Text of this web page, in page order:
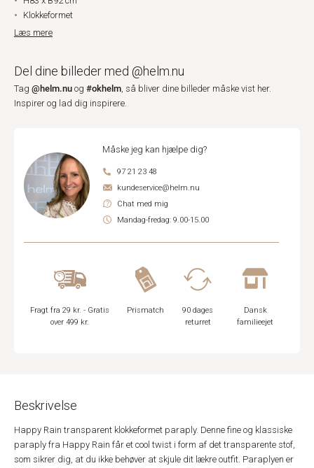
Klokkeformet
Læs mere
Del dine billeder med @helm.nu
Tag @helm.nu og #okhelm, så bliver dine billeder måske vist her.
Inspirer og lad dig inspirere.
Måske jeg kan hjælpe dig?
97 21 23 48
kundeservice@helm.nu
Chat med mig
Mandag-fredag: 9.00-15.00
Fragt fra 29 kr. - Gratis
over 499 kr.
Prismatch
90 dages
returret
Dansk
familieejet
Beskrivelse
Happy Rain transparent klokkeformet paraply. Denne fine og klassiske
paraply fra Happy Rain får et cool twist i form af det transparente stof,
som sikrer dig, at du ikke behøver at skjule dit lækre outfit. Paraplyen er